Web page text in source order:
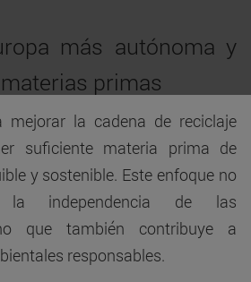
más autónoma y
primas
mejorar la cadena de reciclaje
suficiente materia prima de
y sostenible. Este enfoque no
la independencia de las
que también contribuye a
responsables.